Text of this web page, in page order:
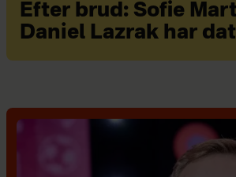
Efter brud: Sofie
Daniel Lazrak har